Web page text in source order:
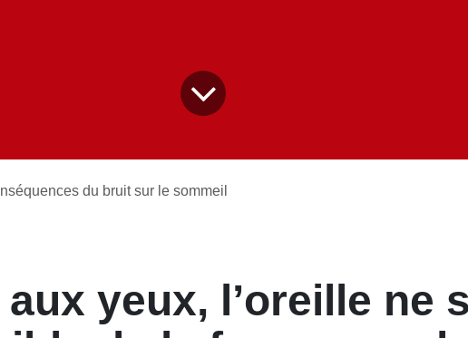
conséquences du bruit sur le sommeil
yeux, l’oreille ne